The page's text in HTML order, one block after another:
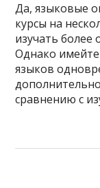
Да, языковые
курсы на
изучать более
Однако имейте
языков
сравнению с